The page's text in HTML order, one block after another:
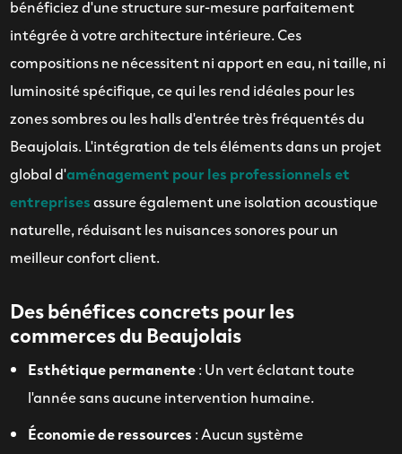
bénéficiez d'une structure sur-mesure parfaitement
intégrée à votre architecture intérieure. Ces
compositions ne nécessitent ni apport en eau, ni taille, ni
luminosité spécifique, ce qui les rend idéales pour les
zones sombres ou les halls d'entrée très fréquentés du
Beaujolais. L'intégration de tels éléments dans un projet
global d'aménagement pour les professionnels et
entreprisesassure également une isolation acoustique
naturelle, réduisant les nuisances sonores pour un
meilleur confort client.
Des bénéfices concrets pour les
commerces du Beaujolais
Esthétique permanente: Un vert éclatant toute
l'année sans aucune intervention humaine.
Économie de ressources : Aucun système